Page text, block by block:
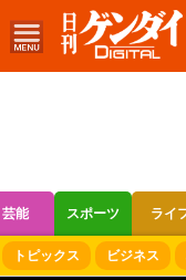
芸能 スポーツ ライ
ボートレース 競輪
トピックス ビジネス